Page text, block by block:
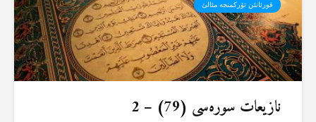
قورئانئن تۆرکمنجە مئالئ
نازیعات سورەسی (79) – 2